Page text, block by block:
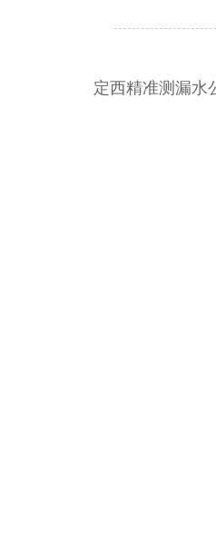
定西精准测漏水